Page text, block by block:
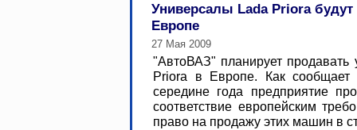
Универсалы Lada Priora будут
Европе
27 Мая 2009
"АвтоВАЗ" планирует продавать
Priora в Европе. Как
середине года предприятие
соответствие европейским
право на продажу этих машин в